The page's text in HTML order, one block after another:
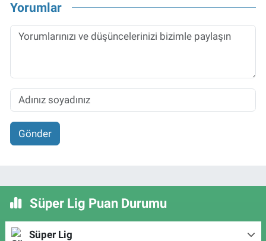
Yorumlar
Gönder
Süper Lig Puan Durumu
Süper Lig